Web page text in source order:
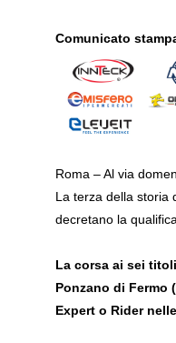
Comunicato
Roma – Al via
La terza della storia
decretano la
La corsa ai sei
Ponzano di Fermo
Expert o Rider